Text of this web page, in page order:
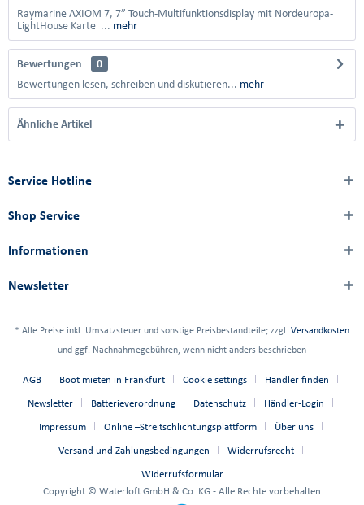
Raymarine AXIOM 7, 7” Touch-Multifunktionsdisplay mit Nordeuropa-
LightHouse Karte ... mehr
Bewertungen
0
Bewertungen lesen, schreiben und diskutieren... mehr
Ähnliche Artikel
Service Hotline
Shop Service
Informationen
Newsletter
* Alle Preise inkl. Umsatzsteuer und sonstige Preisbestandteile; zzgl. Versandkosten
und ggf. Nachnahmegebühren, wenn nicht anders beschrieben
AGB Boot mieten in Frankfurt Cookie settings Händler finden
Newsletter Batterieverordnung Datenschutz Händler-Login
Impressum Online –Streitschlichtungsplattform Über uns
Versand und Zahlungsbedingungen Widerrufsrecht
Widerrufsformular
Copyright © Waterloft GmbH & Co. KG - Alle Rechte vorbehalten